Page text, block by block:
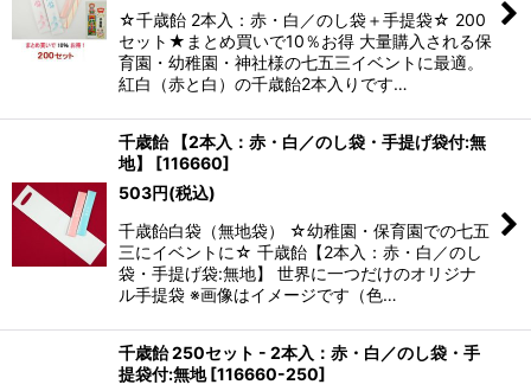
☆千歳飴 2本入：赤・白／のし袋＋手提袋☆ 200
セット★まとめ買いで10％お得 大量購入される保
育園・幼稚園・神社様の七五三イベントに最適。
紅白（赤と白）の千歳飴2本入りです…
千歳飴 【2本入：赤・白／のし袋・手提げ袋付:無
地】
[116660]
503円(税込)
千歳飴白袋（無地袋） ☆幼稚園・保育園での七五
三にイベントに☆ 千歳飴【2本入：赤・白／のし
袋・手提げ袋:無地】 世界に一つだけのオリジナ
ル手提袋 ※画像はイメージです（色…
千歳飴 250セット - 2本入：赤・白／のし袋・手
提袋付:無地 [116660-250]